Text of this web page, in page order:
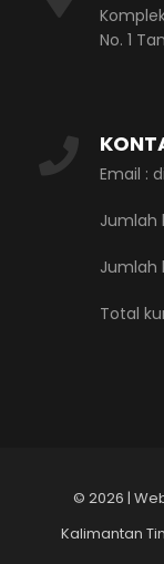
No. 1
Email :
Jumlah
Jumlah
Total
© 2026 |
Kalimantan